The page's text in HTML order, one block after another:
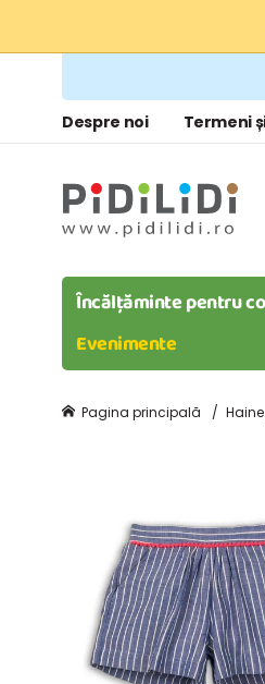
Despre noi Termeni
Încălțăminte pentru
Evenimente
Pagina principală